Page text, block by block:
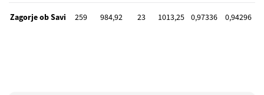
Zagorje ob Savi 259 984,92 23 1013,25 0,97336 0,94296